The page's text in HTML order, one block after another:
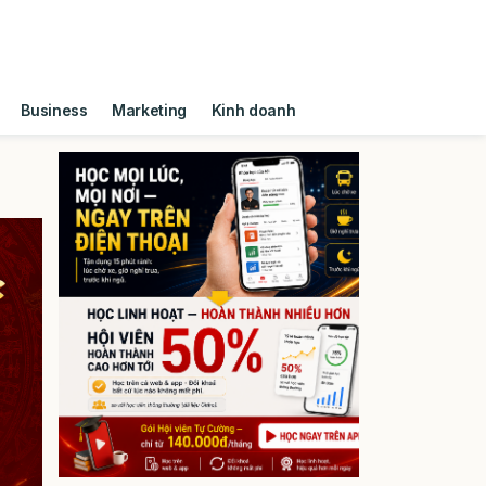
Business Marketing Kinh doanh